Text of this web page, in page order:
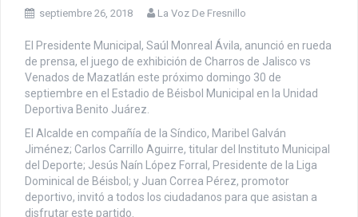
septiembre 26, 2018 La Voz De Fresnillo
El Presidente Municipal, Saúl Monreal Ávila, anunció en rueda
de prensa, el juego de exhibición de Charros de Jalisco vs
Venados de Mazatlán este próximo domingo 30 de
septiembre en el Estadio de Béisbol Municipal en la Unidad
Deportiva Benito Juárez.
El Alcalde en compañía de la Síndico, Maribel Galván
Jiménez; Carlos Carrillo Aguirre, titular del Instituto Municipal
del Deporte; Jesús Naín López Forral, Presidente de la Liga
Dominical de Béisbol; y Juan Correa Pérez, promotor
deportivo, invitó a todos los ciudadanos para que asistan a
disfrutar este partido.